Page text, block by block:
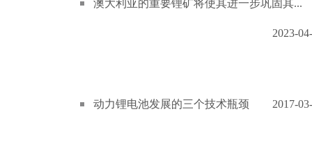
澳大利亚的重要锂矿将使其进一步巩固其...
2023-
动力锂电池发展的三个技术瓶颈 2017-